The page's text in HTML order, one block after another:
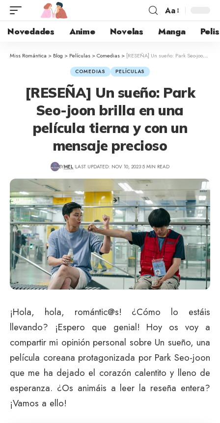
Aa
Novedades Anime Novelas Manga Pelis
Miss Romántica > Blog > Películas >Comedias > [RESEÑA] Un sueño: Park Seo-joon brilla en una película tierna y con un mensaje precioso
COMEDIAS PELÍCULAS
[RESEÑA] Un sueño: Park
Seo-joon brilla en una
película tierna y con un
mensaje precioso
BYMEL LAST UPDATED: NOV 10, 2023 5 MIN READ
¡Hola, hola, romántic@s! ¿Cómo lo estáis
llevando? ¡Espero que genial! Hoy os voy a
compartir mi opinión personal sobre Un sueño, una
película coreana protagonizada por Park Seo-joon
que me ha dejado el corazón calentito y lleno de
esperanza. ¿Os animáis a leer la reseña entera?
¡Vamos a ello!